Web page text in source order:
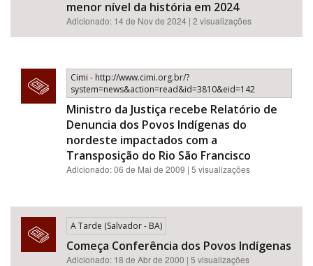
menor nível da história em 2024
Adicionado: 14 de Nov de 2024 | 2 visualizações
Cimi - http://www.cimi.org.br/?
system=news&action=read&id=3810&eid=142
Ministro da Justiça recebe Relatório de
Denuncia dos Povos Indígenas do
nordeste impactados com a
Transposição do Rio São Francisco
Adicionado: 06 de Mai de 2009 | 5 visualizações
A Tarde (Salvador - BA)
Começa Conferência dos Povos Indígenas
Adicionado: 18 de Abr de 2000 | 5 visualizações